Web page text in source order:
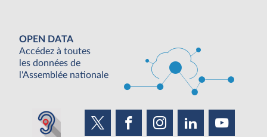
OPEN DATA
Accédez à toutes
les données de
l'Assemblée nationale